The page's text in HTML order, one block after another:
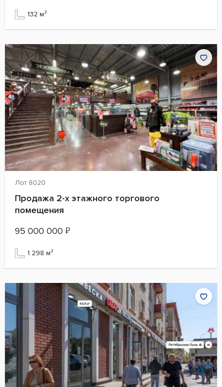
132 м²
Лот 8020
Продажа 2-х этажного торгового
помещения
95 000 000 ₽
1 298 м²